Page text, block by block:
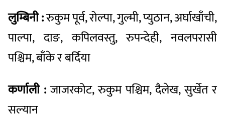
लुम्बिनी :रुकुम पूर्व, रोल्पा, गुल्मी, प्युठान, अर्घाखाँची,
पाल्पा, दाङ, कपिलवस्तु, रुपन्देही, नवलपरासी
पश्चिम, बाँके र बर्दिया
कर्णाली :जाजरकोट, रुकुम पश्चिम, दैलेख, सुर्खेत र
सल्यान